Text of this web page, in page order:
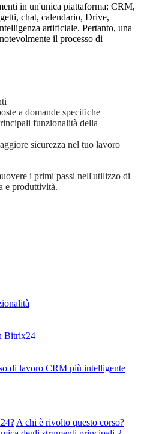
in un'unica piattaforma: CRM,
chat, calendario, Drive,
artificiale. Pertanto, una
il processo di
a domande specifiche
funzionalità della
sicurezza nel tuo lavoro
i primi passi nell'utilizzo di
e produttività.
Bitrix24
di lavoro CRM più intelligente
A chi è rivolto questo corso?